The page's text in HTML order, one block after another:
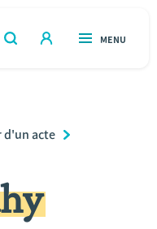
OUVERT
RECHERCHER
OUVERT
MENU
d'un acte